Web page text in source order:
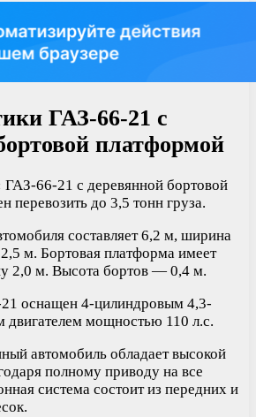
ГАЗ-66-21 с
платформой
ГАЗ-66-21 с деревянной бортовой
перевозить до 3,5 тонн груза.
составляет 6,2 м, ширина
м. Бортовая платформа имеет
2,0 м. Высота бортов — 0,4 м.
оснащен 4-цилиндровым 4,3-
двигателем мощностью 110 л.с.
автомобиль обладает высокой
полному приводу на все
система состоит из передних и